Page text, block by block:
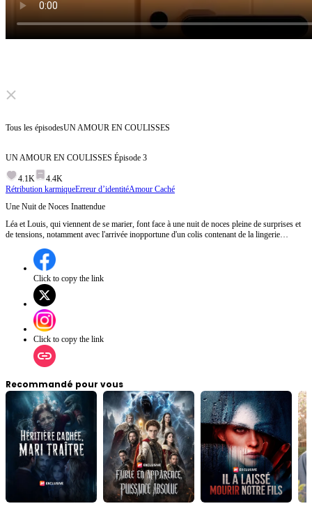
Click to unmute
Tous les épisodesUN AMOUR EN COULISSES
UN AMOUR EN COULISSES Épisode 3
4.1K
4.4K
Rétribution karmiqueErreur d’identitéAmour Caché
Une Nuit de Noces Inattendue
Léa et Louis, qui viennent de se marier, font face à une nuit de noces pleine de surprises et
de tensions, notamment avec l'arrivée inopportune d'un colis contenant de la lingerie
trouble.Comment Léa et Louis vont-ils gérer cette nuit de noces mouvementée et les
tentatives de sabotage de Lucie ?
Click to copy the link
Click to copy the link
Recommandé pour vous